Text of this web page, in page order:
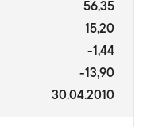
56,35
15,20
-1,44
-13,90
30.04.2010